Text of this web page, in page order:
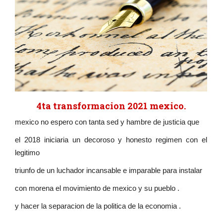
4ta transformacion 2021 mexico.
mexico no espero con tanta sed y hambre de justicia que
el 2018 iniciaria un decoroso y honesto regimen con el
legitimo
triunfo de un luchador incansable e imparable para instalar
con morena el movimiento de mexico y su pueblo .
y hacer la separacion de la politica de la economia .